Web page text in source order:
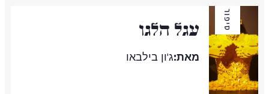
סיפור עגל הלגו
מאת:ג'ון בילבאו